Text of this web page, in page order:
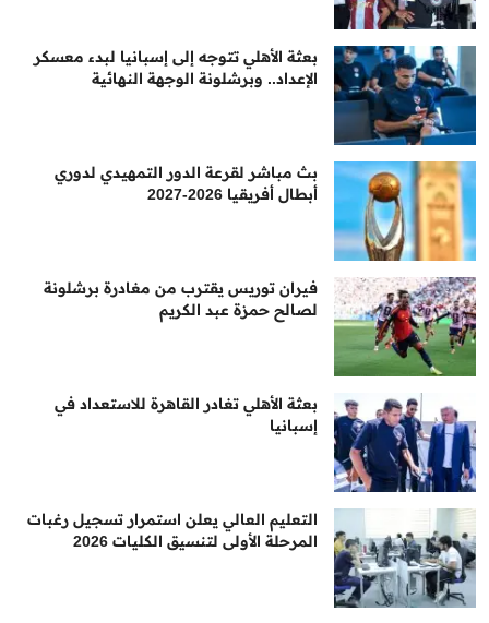
بعثة الأهلي تتوجه إلى إسبانيا لبدء معسكر
الإعداد.. وبرشلونة الوجهة النهائية
بث مباشر لقرعة الدور التمهيدي لدوري
أبطال أفريقيا 2026-2027
فيران توريس يقترب من مغادرة برشلونة
لصالح حمزة عبد الكريم
بعثة الأهلي تغادر القاهرة للاستعداد في
إسبانيا
التعليم العالي يعلن استمرار تسجيل رغبات
المرحلة الأولى لتنسيق الكليات 2026